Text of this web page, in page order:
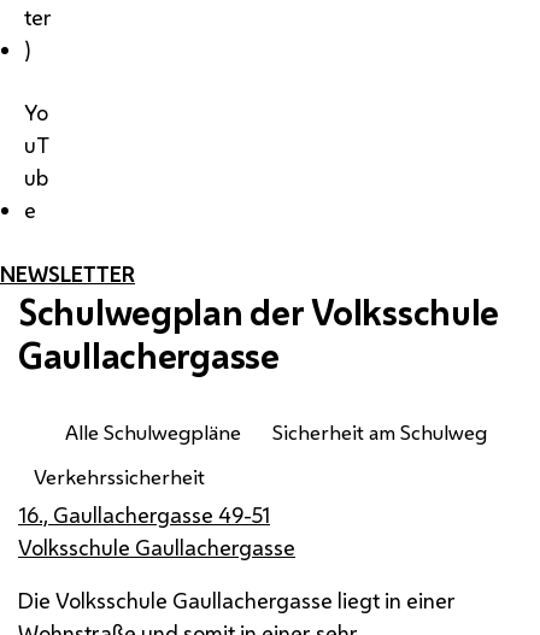
ter
)
Yo
uT
ub
e
NEWSLETTER
Schulwegplan der Volksschule
Gaullachergasse
Alle Schulwegpläne
Sicherheit am Schulweg
Verkehrssicherheit
16., Gaullachergasse 49-51
Volksschule Gaullachergasse
Die Volksschule Gaullachergasse liegt in einer